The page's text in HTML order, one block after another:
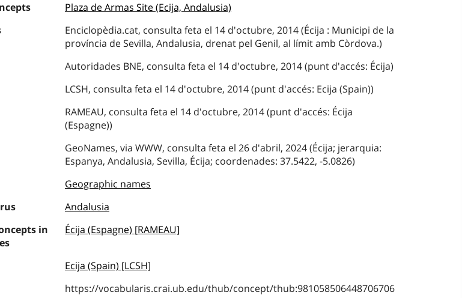
Plaza de Armas Site (Ecija, Andalusia)
Enciclopèdia.cat, consulta feta el 14 d'octubre, 2014 (Écija : Municipi de la
província de Sevilla, Andalusia, drenat pel Genil, al límit amb Còrdova.)
Autoridades BNE, consulta feta el 14 d'octubre, 2014 (punt d'accés: Écija)
LCSH, consulta feta el 14 d'octubre, 2014 (punt d'accés: Ecija (Spain))
RAMEAU, consulta feta el 14 d'octubre, 2014 (punt d'accés: Écija
(Espagne))
GeoNames, via WWW, consulta feta el 26 d'abril, 2024 (Écija; jerarquia:
Espanya, Andalusia, Sevilla, Écija; coordenades: 37.5422, -5.0826)
Geographic names
Andalusia
in
Écija (Espagne) [RAMEAU]
Ecija (Spain) [LCSH]
https://vocabularis.crai.ub.edu/thub/concept/thub:981058506448706706